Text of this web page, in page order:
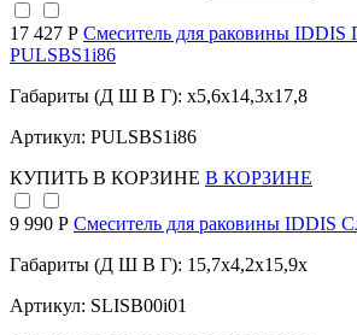
17 427 Р Смеситель для раковины IDDIS
PULSBS1i86
Габариты (Д Ш В Г): x5,6x14,3x17,8
Артикул: PULSBS1i86
КУПИТЬ В КОРЗИНЕ В КОРЗИНЕ
9 990 Р Смеситель для раковины IDDIS
Габариты (Д Ш В Г): 15,7x4,2x15,9x
Артикул: SLISB00i01